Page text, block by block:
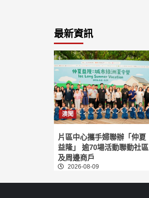
最新資訊
澳聞
片區中心攜手婦聯辦「仲夏
益隆」 逾70場活動聯動社區
及周邊商戶
2026-08-09